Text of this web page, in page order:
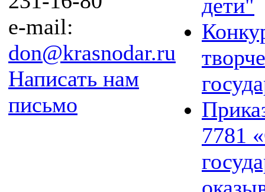
e-mail:
don@krasnodar.ru
Написать нам
письмо
дети"
7781